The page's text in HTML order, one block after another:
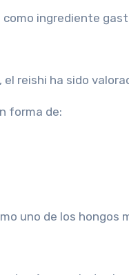
ingrediente
reishi ha sido
forma de:
uno de los hongos